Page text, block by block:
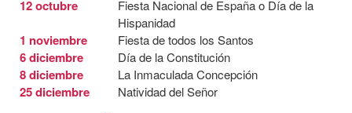
12 octubre
Fiesta Nacional de España o Día de la
Hispanidad
1 noviembre Fiesta de todos los Santos
6 diciembre Día de la Constitución
8 diciembre La Inmaculada Concepción
25 diciembre
Natividad del Señor